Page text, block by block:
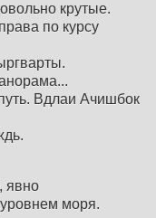
крутые.
по курсу
Вдлаи Ачишбок
явно
моря.